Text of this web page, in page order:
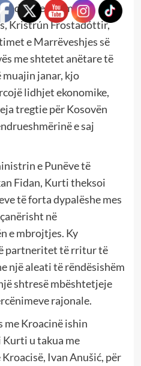
edhe me
Kristrún Frostadóttir,
e Marrëveshjes së
me shtetet anëtare të
muajin janar, kjo
lidhjet ekonomike,
tregtie për Kosovën
e saj
e Punëve të
Fidan, Kurti theksoi
të forta dypalëshe mes
në
e mbrojtjes. Ky
partneritet të rritur të
një aleati të rëndësishëm
shtresë mbështetjeje
rajonale.
me Kroacinë ishin
u takua me
Ivan Anušić, për